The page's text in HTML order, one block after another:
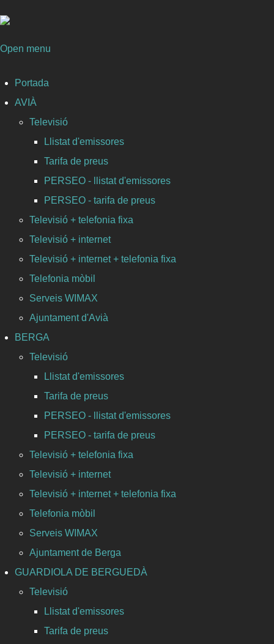
Open menu
Portada
AVIÀ
Televisió
Llistat d'emissores
Tarifa de preus
PERSEO - llistat d'emissores
PERSEO - tarifa de preus
Televisió + telefonia fixa
Televisió + internet
Televisió + internet + telefonia fixa
Telefonia mòbil
Serveis WIMAX
Ajuntament d'Avià
BERGA
Televisió
Llistat d'emissores
Tarifa de preus
PERSEO - llistat d'emissores
PERSEO - tarifa de preus
Televisió + telefonia fixa
Televisió + internet
Televisió + internet + telefonia fixa
Telefonia mòbil
Serveis WIMAX
Ajuntament de Berga
GUARDIOLA DE BERGUEDÀ
Televisió
Llistat d'emissores
Tarifa de preus